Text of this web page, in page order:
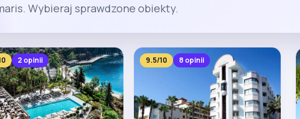
Wybieraj sprawdzone obiekty.
2 opinii 9.5/10 8 opinii